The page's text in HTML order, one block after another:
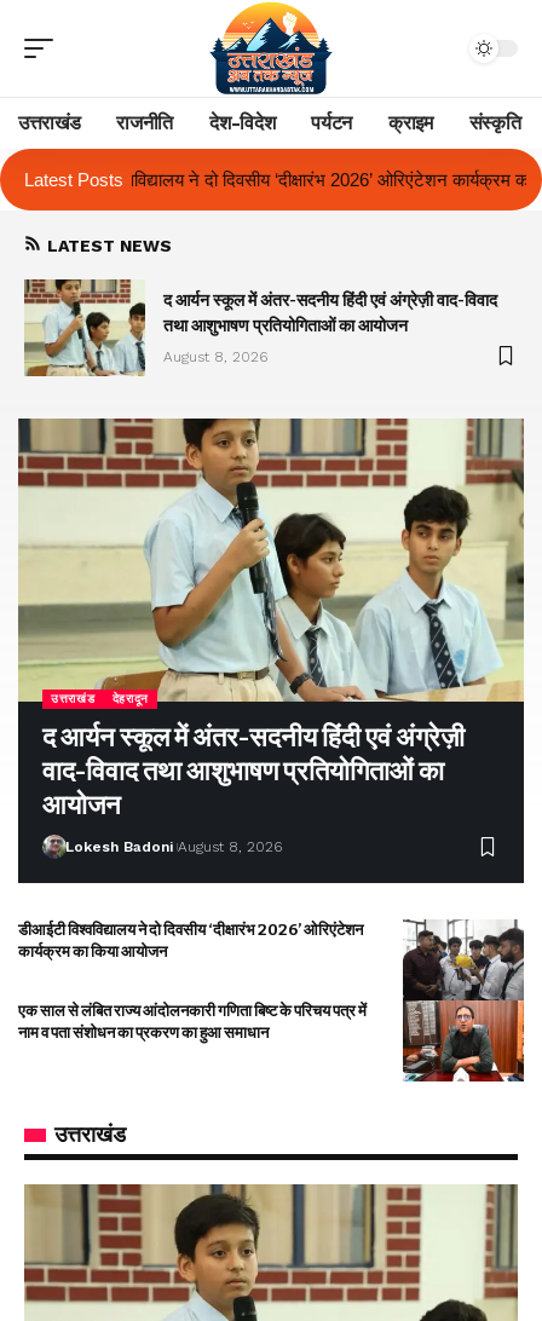
उत्तराखंड राजनीति देश-विदेश पर्यटन क्राइम संस्कृति
Latest Posts
‘दीक्षारंभ 2026’ ओरिएंटेशन कार्यक्रम का किया आयोजन एक साल से लंबित
LATEST NEWS
द आर्यन स्कूल में अंतर-सदनीय हिंदी एवं अंग्रेज़ी वाद-विवाद
तथा आशुभाषण प्रतियोगिताओं का आयोजन
August 8, 2026
उत्तराखंड देहरादून
द आर्यन स्कूल में अंतर-सदनीय हिंदी एवं अंग्रेज़ी
वाद-विवाद तथा आशुभाषण प्रतियोगिताओं का
आयोजन
Lokesh Badoni August 8, 2026
डीआईटी विश्वविद्यालय ने दो दिवसीय ‘दीक्षारंभ 2026’ ओरिएंटेशन
कार्यक्रम का किया आयोजन
एक साल से लंबित राज्य आंदोलनकारी गणिता बिष्ट के परिचय पत्र में
नाम व पता संशोधन का प्रकरण का हुआ समाधान
उत्तराखंड